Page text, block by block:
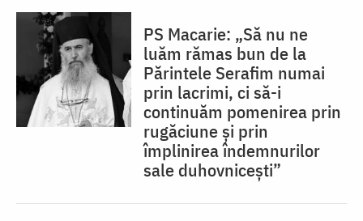
PS Macarie: „Să nu ne
luăm rămas bun de la
Părintele Serafim numai
prin lacrimi, ci să-i
continuăm pomenirea prin
rugăciune și prin
împlinirea îndemnurilor
sale duhovnicești”